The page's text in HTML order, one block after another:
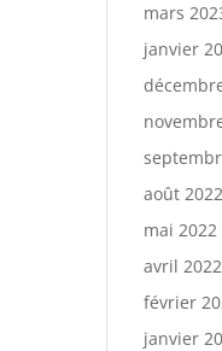
mars
janvier
août 2022
mai 2022
avril 2022
février
janvier